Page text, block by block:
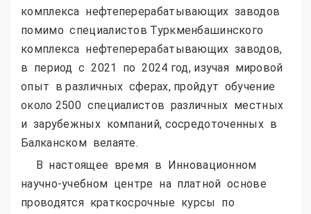
комплекса нефтеперерабатывающих заводов
помимо специалистов Туркменбашинского
комплекса нефтеперерабатывающих заводов,
в период с 2021 по 2024 год, изучая мировой
опыт в различных сферах, пройдут обучение
около 2500 специалистов различных местных
и зарубежных компаний, сосредоточенных в
Балканском велаяте.
В настоящее время в Инновационном
научно-учебном центре на платной основе
проводятся краткосрочные курсы по